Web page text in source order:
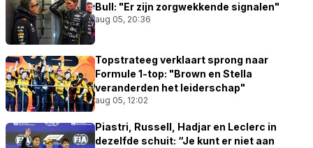
Bull: "Er zijn zorgwekkende signalen"
aug 05, 20:36
Topstrateeg verklaart sprong naar
Formule 1-top: "Brown en Stella
veranderden het leiderschap"
aug 05, 12:02
Piastri, Russell, Hadjar en Leclerc in
dezelfde schuit: “Je kunt er niet aan